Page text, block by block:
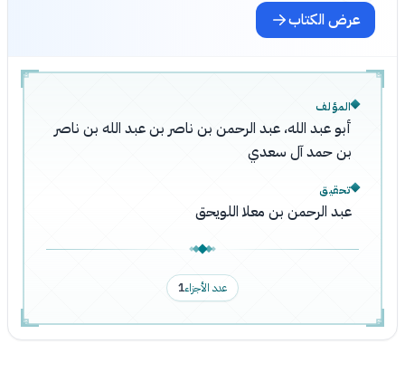
عرض الكتاب
المؤلف
أبو عبد الله، عبد الرحمن بن ناصر بن عبد الله بن ناصر
بن حمد آل سعدي
تحقيق
عبد الرحمن بن معلا اللويحق
عدد الأجزاء1